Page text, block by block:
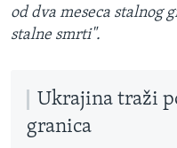
od dva meseca stalnog
stalne smrti".
Ukrajina traži
granica